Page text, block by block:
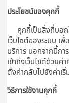
ประโยชน์ของคุกกี้
คุกกี้เป็นสิ่งที่บอกใ
เว็บไซต์ของระบบ เ
บริการ นอกจากนี้กา
เข้าถึงเว็บไซต์ด้วยค่
ตั้งค่ากลับไปยังค่าเริ่
วิธีการใช้งานคุกกี้